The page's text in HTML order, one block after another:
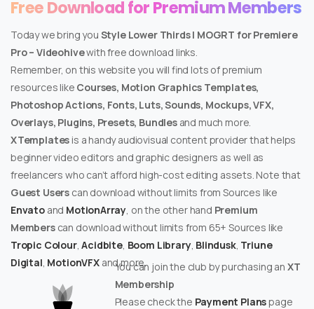
Free Download for Premium Members
Today we bring you Style Lower Thirds | MOGRT for Premiere
Pro – Videohivewith free download links.
Remember, on this website you will find lots of premium
resources like Courses, Motion Graphics Templates,
Photoshop Actions, Fonts, Luts, Sounds, Mockups, VFX,
Overlays, Plugins, Presets, Bundlesand much more.
XTemplates is a handy audiovisual content provider that helps
beginner video editors and graphic designers as well as
freelancers who can’t afford high-cost editing assets. Note that
Guest Users can download without limits from Sources like
Envatoand MotionArray, on the other hand Premium
Memberscan download without limits from 65+ Sources like
Tropic Colour,Acidbite, Boom Library, Blindusk, Triune
Digital, MotionVFXand more.
You can join the club by purchasing an XT
Membership
Please check the Payment Planspage